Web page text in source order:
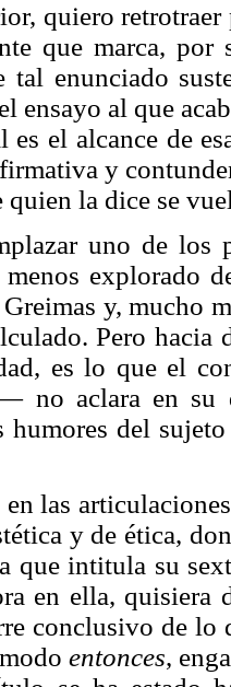
quiero retrotraer
que marca,
tal enunciado
ensayo al que
es el alcance de
y
quien la dice se
uno de los
menos explorado
y, mucho
Pero hacia
es lo que el
no aclara en su
humores del
las
y de ética,
que intitula su
en ella, quisiera
conclusivo de lo
entonces,